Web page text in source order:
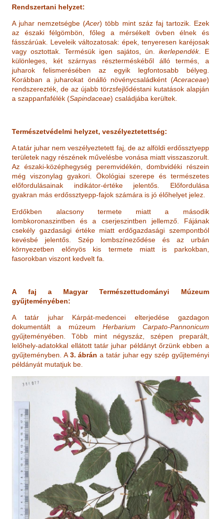
Rendszertani helyzet:
A juhar nemzetségbe (Acer) több mint száz faj tartozik. Ezek
az északi félgömbön, főleg a mérsékelt övben élnek és
fásszárúak. Leveleik változatosak: épek, tenyeresen karéjosak
vagy osztottak. Termésük igen sajátos, ún. ikerlependék. E
különleges, két szárnyas részterméskéből álló termés, a
juharok felismerésében az egyik legfontosabb bélyeg.
Korábban a juharokat önálló növénycsaládként (Aceraceae)
rendszerezték, de az újabb törzsfejlődéstani kutatások alapján
a szappanfafélék (Sapindaceae) családjába kerültek.
Természetvédelmi helyzet, veszélyeztetettség:
A tatár juhar nem veszélyeztetett faj, de az alföldi erdőssztyepp
területek nagy részének művelésbe vonása miatt visszaszorult.
Az északi-középhegység peremvidékén, dombvidéki részein
még viszonylag gyakori. Ökológiai szerepe és természetes
előfordulásainak indikátor-értéke jelentős. Előfordulása
gyakran más erdőssztyepp-fajok számára is jó élőhelyet jelez.
Erdőkben alacsony termete miatt a második
lombkoronaszintben és a cserjeszintben jellemző. Fájának
csekély gazdasági értéke miatt erdőgazdasági szempontból
kevésbé jelentős. Szép lombszíneződése és az urbán
környezetben előnyös kis termete miatt is parkokban,
fasorokban viszont kedvelt fa.
A faj a Magyar Természettudományi Múzeum
gyűjteményében:
A tatár juhar Kárpát-medencei elterjedése gazdagon
dokumentált a múzeum Herbarium Carpato-Pannonicum
gyűjteményében. Több mint négyszáz, szépen preparált,
lelőhely-adatokkal ellátott tatár juhar példányt őrzünk ebben a
gyűjteményben. A 3. ábrán a tatár juhar egy szép gyűjteményi
példányát mutatjuk be.